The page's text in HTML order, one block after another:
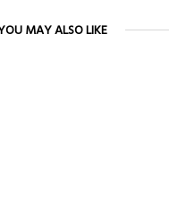
MAY ALSO LIKE